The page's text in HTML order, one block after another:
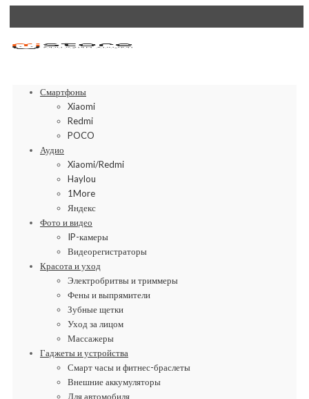
Смартфоны
Xiaomi
Redmi
POCO
Аудио
Xiaomi/Redmi
Haylou
1More
Яндекс
Фото и видео
IP-камеры
Видеорегистраторы
Красота и уход
Электробритвы и триммеры
Фены и выпрямители
Зубные щетки
Уход за лицом
Массажеры
Гаджеты и устройства
Смарт часы и фитнес-браслеты
Внешние аккумуляторы
Для автомобиля